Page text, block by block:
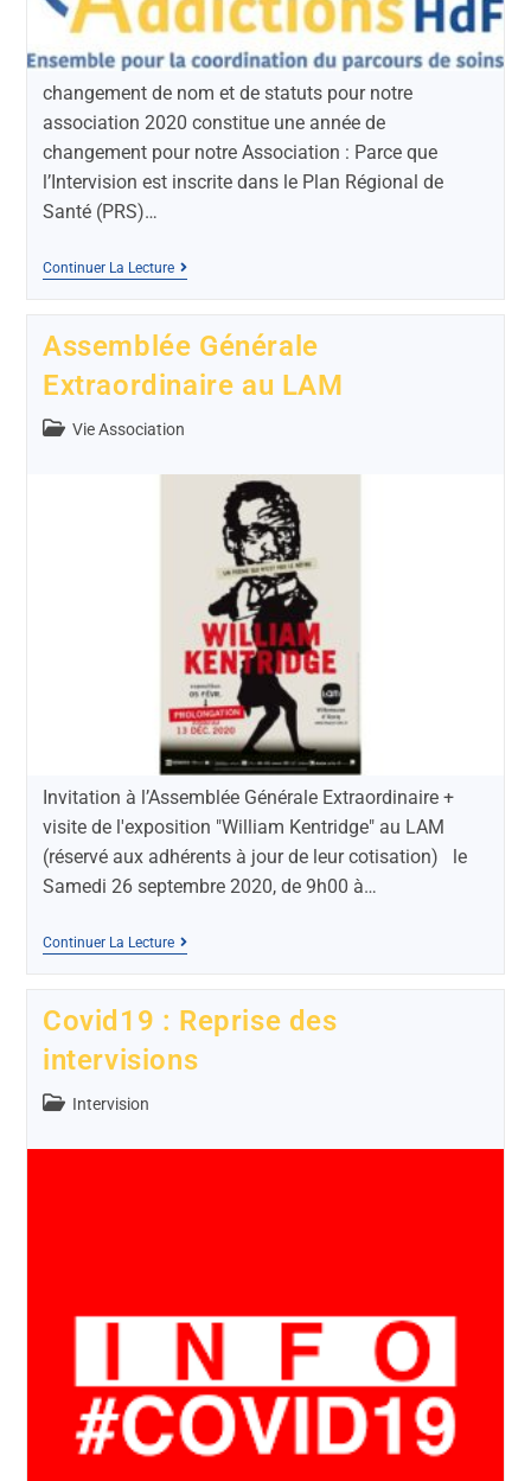
changement de nom et de statuts pour notre
association 2020 constitue une année de
changement pour notre Association : Parce que
l’Intervision est inscrite dans le Plan Régional de
Santé (PRS)…
Continuer La Lecture
Assemblée Générale
Extraordinaire au LAM
Vie Association
Invitation à l’Assemblée Générale Extraordinaire +
visite de l'exposition "William Kentridge" au LAM
(réservé aux adhérents à jour de leur cotisation) le
Samedi 26 septembre 2020, de 9h00 à…
Continuer La Lecture
Covid19 : Reprise des
intervisions
Intervision